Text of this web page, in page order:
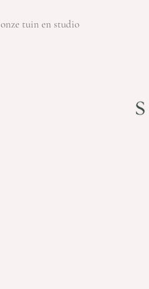
onze tuin en studio